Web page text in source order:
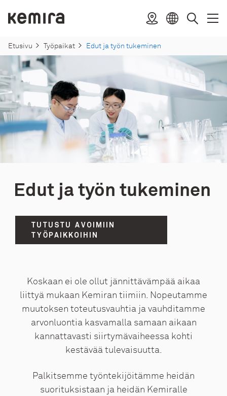
sisältöön
Kemira SijaintiValitseHaku
Avaa
Sulje
Etusivu
Työpaikat Edut ja työn tukeminen
Edut ja työn tukeminen
TUTUSTU AVOIMIIN
TYÖPAIKKOIHIN
Koskaan ei ole ollut jännittävämpää aikaa
liittyä mukaan Kemiran tiimiin. Nopeutamme
muutoksen toteutusvauhtia ja vauhditamme
arvonluontia kasvamalla samaan aikaan
kannattavasti siirtymävaiheessa kohti
kestävää tulevaisuutta.
Palkitsemme työntekijöitämme heidän
suorituksistaan ja heidän Kemiralle